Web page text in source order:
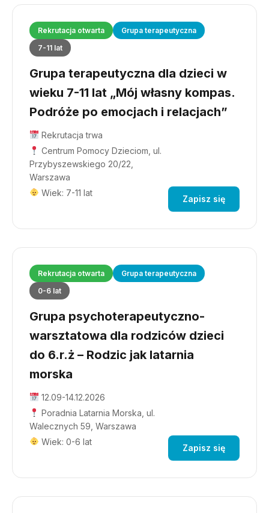
Rekrutacja otwarta
Grupa terapeutyczna
7-11 lat
Grupa terapeutyczna dla dzieci w
wieku 7-11 lat „Mój własny kompas.
Podróże po emocjach i relacjach”
Rekrutacja trwa
Centrum Pomocy Dzieciom, ul.
Przybyszewskiego 20/22,
Warszawa
Wiek: 7-11 lat
Zapisz się
Rekrutacja otwarta
Grupa terapeutyczna
0-6 lat
Grupa psychoterapeutyczno-
warsztatowa dla rodziców dzieci
do 6.r.ż – Rodzic jak latarnia
morska
12.09-14.12.2026
Poradnia Latarnia Morska, ul.
Walecznych 59, Warszawa
Wiek: 0-6 lat
Zapisz się